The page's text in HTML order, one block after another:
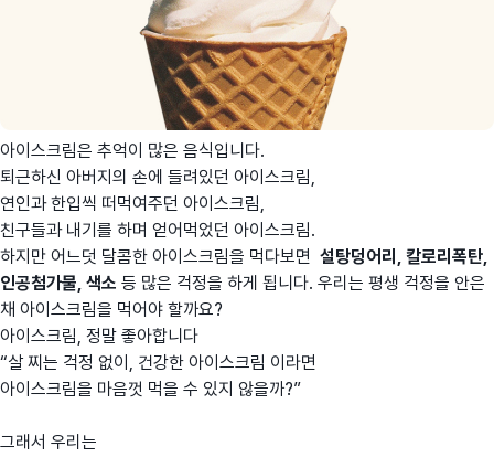
아이스크림은 추억이 많은 음식입니다.
퇴근하신 아버지의 손에 들려있던 아이스크림,
연인과 한입씩 떠먹여주던 아이스크림,
친구들과 내기를 하며 얻어먹었던 아이스크림.
하지만 어느덧 달콤한 아이스크림을 먹다보면 설탕덩어리, 칼로리폭탄,
인공첨가물, 색소 등 많은 걱정을 하게 됩니다. 우리는 평생 걱정을 안은
채 아이스크림을 먹어야 할까요?
아이스크림, 정말 좋아합니다
“살 찌는 걱정 없이, 건강한 아이스크림 이라면
아이스크림을 마음껏 먹을 수 있지 않을까?”
그래서 우리는